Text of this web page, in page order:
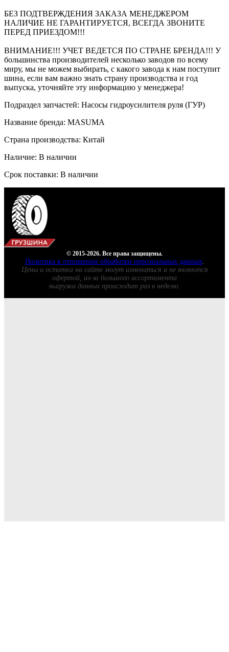
БЕЗ ПОДТВЕРЖДЕНИЯ ЗАКАЗА МЕНЕДЖЕРОМ
НАЛИЧИЕ НЕ ГАРАНТИРУЕТСЯ, ВСЕГДА ЗВОНИТЕ
ПЕРЕД ПРИЕЗДОМ!!!
ВНИМАНИЕ!!! УЧЕТ ВЕДЕТСЯ ПО СТРАНЕ БРЕНДА!!! У
большинства производителей несколько заводов по всему
миру, мы не можем выбирать, с какого завода к нам поступит
шина, если вам важно знать страну производства и год
выпуска, уточняйте эту информацию у менеджера!
Подраздел запчастей: Насосы гидроусилителя руля (ГУР)
Название бренда: MASUMA
Страна производства: Китай
Наличие: В наличии
Срок поставки: В наличии
© 2015-2026. Все права защищены.
Политика в отношении обработки персональных данных.
Цены и остатки на сайте могут измениться и не являются
офертой, из-за большого ассортимента
выгрузка данных происходит раз в неделю.